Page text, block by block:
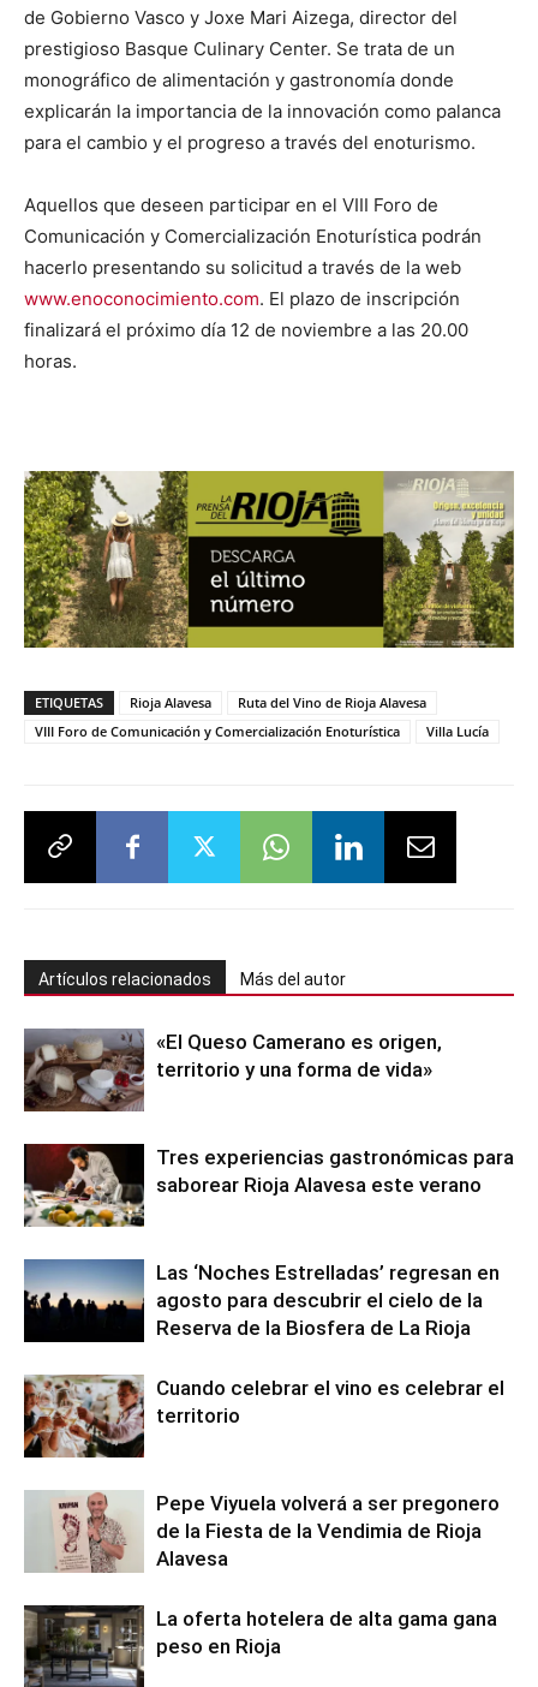
de Gobierno Vasco y Joxe Mari Aizega, director del
prestigioso Basque Culinary Center. Se trata de un
monográfico de alimentación y gastronomía donde
explicarán la importancia de la innovación como palanca
para el cambio y el progreso a través del enoturismo.
Aquellos que deseen participar en el VIII Foro de
Comunicación y Comercialización Enoturística podrán
hacerlo presentando su solicitud a través de la web
www.enoconocimiento.com. El plazo de inscripción
finalizará el próximo día 12 de noviembre a las 20.00
horas.
ETIQUETAS Rioja Alavesa
Ruta del Vino de Rioja Alavesa
VIII Foro de Comunicación y Comercialización Enoturística
Villa Lucía
Artículos relacionados Más del autor
«El Queso Camerano es origen,
territorio y una forma de vida»
Tres experiencias gastronómicas para
saborear Rioja Alavesa este verano
Las ‘Noches Estrelladas’ regresan en
agosto para descubrir el cielo de la
Reserva de la Biosfera de La Rioja
Cuando celebrar el vino es celebrar el
territorio
Pepe Viyuela volverá a ser pregonero
de la Fiesta de la Vendimia de Rioja
Alavesa
La oferta hotelera de alta gama gana
peso en Rioja